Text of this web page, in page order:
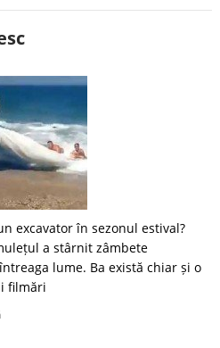
excavator în sezonul estival?
a stârnit zâmbete
lume. Ba există chiar și o
filmări